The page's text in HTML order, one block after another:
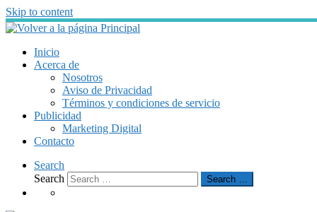
Skip to content
Inicio
Acerca de
Nosotros
Aviso de Privacidad
Términos y condiciones de servicio
Publicidad
Marketing Digital
Contacto
Search
Search
Search …